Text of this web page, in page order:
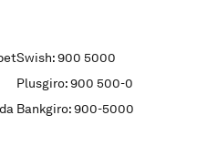
Swish: 900 5000
Plusgiro: 900 500-0
Bankgiro: 900-5000